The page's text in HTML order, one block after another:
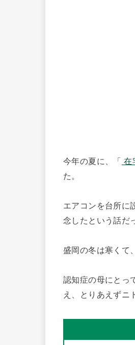
今年の夏に、「 在
た。
エアコンを台所に
念したという話だ
盛岡の冬は寒くて
認知症の母にとっ
え、とりあえずニ